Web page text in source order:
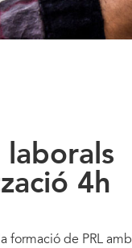
laborals
4h
de PRL